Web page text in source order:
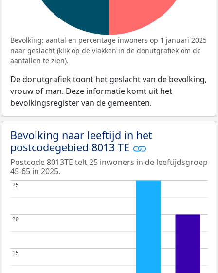
Bevolking: aantal en percentage inwoners op 1 januari 2025
naar geslacht (klik op de vlakken in de donutgrafiek om de
aantallen te zien).
De donutgrafiek toont het geslacht van de bevolking,
vrouw of man. Deze informatie komt uit het
bevolkingsregister van de gemeenten.
Bevolking naar leeftijd in het
postcodegebied 8013 TE
Postcode 8013TE telt 25 inwoners in de leeftijdsgroep
45-65 in 2025.
15
15
20
20
25
25